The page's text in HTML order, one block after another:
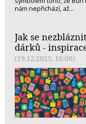
nám nepřichází, až...
Jak se
dárků -
(19.12.2025, 16:06)